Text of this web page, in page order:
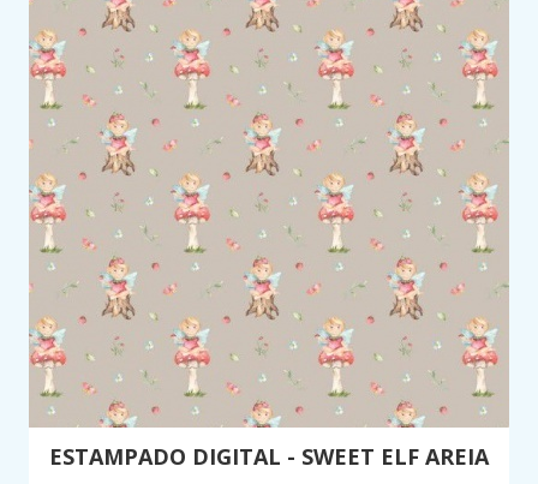
ESTAMPADO DIGITAL - SWEET ELF AREIA